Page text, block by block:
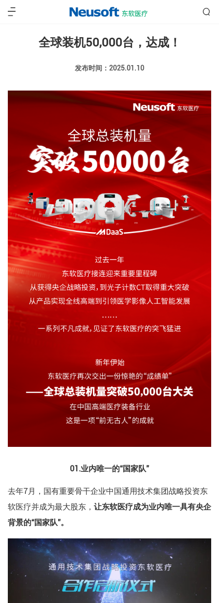
全球装机50,000台，达成！
发布时间：2025.01.10
01.业内唯一的“国家队”
去年7月，国有重要骨干企业中国通用技术集团战略投资东
软医疗并成为最大股东， 让东软医疗成为业内唯一具有央企
背景的“国家队”。